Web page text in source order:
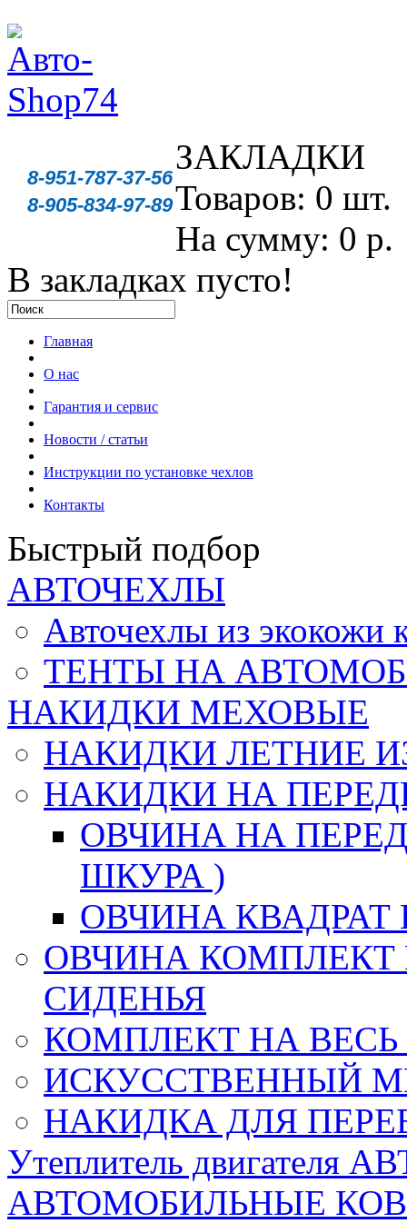
8-951-787-37-56
8-905-834-97-89
ЗАКЛАДКИ
Товаров: 0 шт.
На сумму: 0 р.
В закладках пусто!
Главная
О нас
Гарантия и сервис
Новости / статьи
Инструкции по установке чехлов
Контакты
Быстрый подбор
АВТОЧЕХЛЫ
Авточехлы из
ТЕНТЫ НА
НАКИДКИ МЕХОВЫЕ
НАКИДКИ ЛЕТНИЕ
НАКИДКИ НА
ОВЧИНА НА
ШКУРА )
ОВЧИНА КВАДРАТ
ОВЧИНА КОМПЛЕКТ
СИДЕНЬЯ
КОМПЛЕКТ НА
ИСКУССТВЕННЫЙ
НАКИДКА ДЛЯ
Утеплитель двигателя
АВТОМОБИЛЬНЫЕ